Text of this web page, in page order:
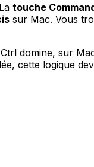
touche
sur Mac. Vous
domine, sur
cette logique